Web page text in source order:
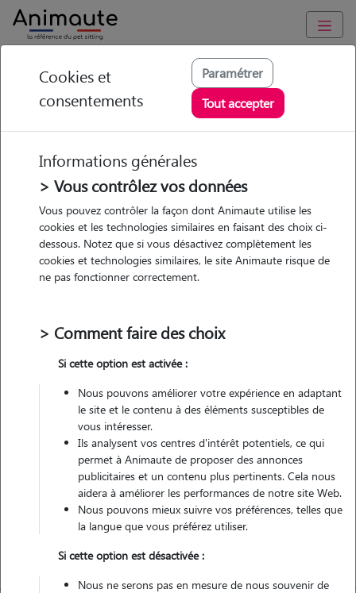
Animaute Bourgogne-Franche-Comte /Saône-et-Loire
Nicolas - Petsitter à
FUISSE
• 27 ans
Véhiculé
Contacter
L'envoi d'une demande est sans engagement
Cookies et
consentements
Paramétrer
Tout accepter
Informations générales
> Vous contrôlez vos données
Vous pouvez contrôler la façon dont Animaute utilise les
cookies et les technologies similaires en faisant des choix ci-
dessous. Notez que si vous désactivez complètement les
cookies et technologies similaires, le site Animaute risque de
ne pas fonctionner correctement.
> Comment faire des choix
Si cette option est activée :
Nous pouvons améliorer votre expérience en adaptant
le site et le contenu à des éléments susceptibles de
vous intéresser.
Ils analysent vos centres d'intérêt potentiels, ce qui
permet à Animaute de proposer des annonces
publicitaires et un contenu plus pertinents. Cela nous
aidera à améliorer les performances de notre site Web.
Nous pouvons mieux suivre vos préférences, telles que
la langue que vous préférez utiliser.
Si cette option est désactivée :
Nous ne serons pas en mesure de nous souvenir de